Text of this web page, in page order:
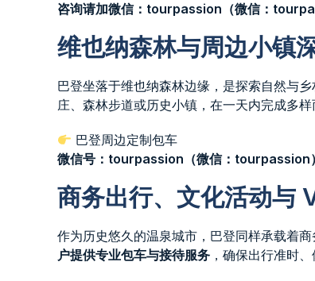
咨询请加微信：tourpassion（微信：
维也纳森林与周边小镇
巴登坐落于维也纳森林边缘，是探索自然与
庄、森林步道或历史小镇，在一天内完成多样
巴登周边定制包车
微信号：tourpassion（微信：tourpassion）
商务出行、文化活动与
作为历史悠久的温泉城市，巴登同样承载着商
户提供专业包车与接待服务 ，确保出行准时、